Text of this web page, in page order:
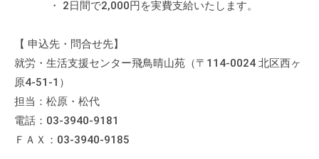
な
っ
て
い
ま
す
・ 2日間で2,000円を実費支給いたします。
【 申込先・問合せ先】
就労・生活支援センター飛鳥晴山苑（〒114-0024 北区西ヶ
原4-51-1）
担当：松原・松代
電話：03-3940-9181
ＦＡＸ：03-3940-9185